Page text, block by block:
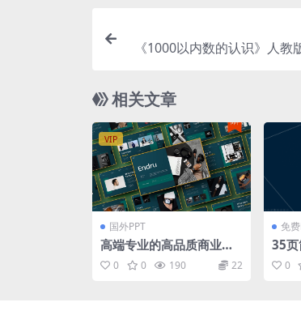
《1000以内数的认识》人教
相关文章
VIP
国外PPT
高端专业的高品质商业商
务powerpoint幻灯片演
示模板（pptx）
0 0 190 22
免
35页
商务
0